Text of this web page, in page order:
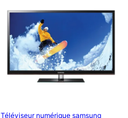
Téléviseur numérique samsung